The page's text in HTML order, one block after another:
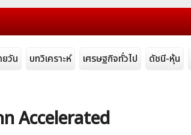
วัน บทวิเคราะห์ เศรษฐกิจทั่วไป ดัชนี-หุ้น
ท Accelerated